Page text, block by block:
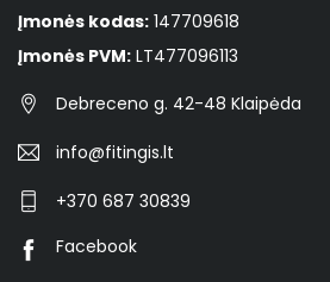
Įmonės kodas: 147709618
Įmonės PVM: LT477096113
Debreceno g. 42-48 Klaipėda
info@fitingis.lt
+370 687 30839
Facebook